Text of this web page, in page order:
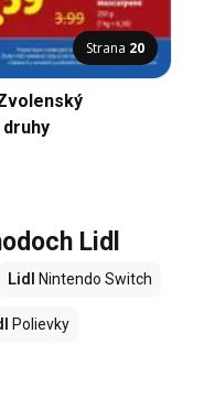
Strana 20
Lidl
Lidl Nintendo Switch
Polievky